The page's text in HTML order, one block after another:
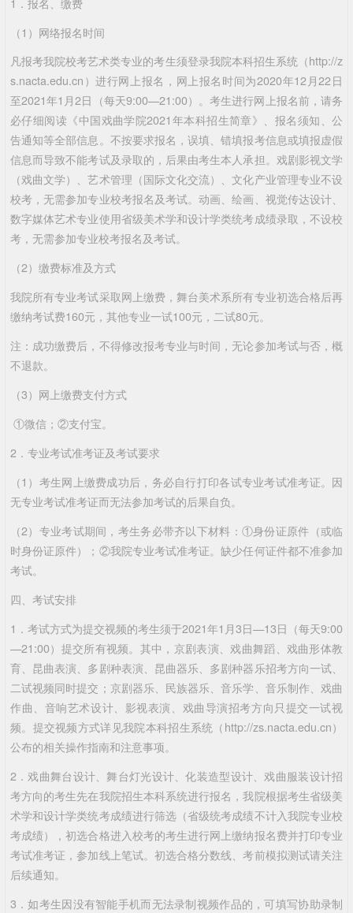
（1）网络报名时间
凡报考我院校考艺术类专业的考生须登录我院本科招生系统（http://z
s.nacta.edu.cn）进行网上报名，网上报名时间为2020年12月22日
至2021年1月2日（每天9:00—21:00）。考生进行网上报名前，请务
必仔细阅读《中国戏曲学院2021年本科招生简章》、报名须知、公
告通知等全部信息。不按要求报名，误填、错填报考信息或填报虚假
信息而导致不能考试及录取的，后果由考生本人承担。戏剧影视文学
（戏曲文学）、艺术管理（国际文化交流）、文化产业管理专业不设
校考，无需参加专业校考报名及考试。动画、绘画、视觉传达设计、
数字媒体艺术专业使用省级美术学和设计学类统考成绩录取，不设校
考，无需参加专业校考报名及考试。
（2）缴费标准及方式
我院所有专业考试采取网上缴费，舞台美术系所有专业初选合格后再
缴纳考试费160元，其他专业一试100元，二试80元。
注：成功缴费后，不得修改报考专业与时间，无论参加考试与否，概
不退款。
（3）网上缴费支付方式
①微信；②支付宝。
2．专业考试准考证及考试要求
（1）考生网上缴费成功后，务必自行打印各试专业考试准考证。因
无专业考试准考证而无法参加考试的后果自负。
（2）专业考试期间，考生务必带齐以下材料：①身份证原件（或临
时身份证原件）；②我院专业考试准考证。缺少任何证件都不准参加
考试。
四、考试安排
1．考试方式为提交视频的考生须于2021年1月3日—13日（每天9:00
—21:00）提交所有视频。其中，京剧表演、戏曲舞蹈、戏曲形体教
育、昆曲表演、多剧种表演、昆曲器乐、多剧种器乐招考方向一试、
二试视频同时提交；京剧器乐、民族器乐、音乐学、音乐制作、戏曲
作曲、音响艺术设计、影视表演、戏曲导演招考方向只提交一试视
频。提交视频方式详见我院本科招生系统（http://zs.nacta.edu.cn）
公布的相关操作指南和注意事项。
2．戏曲舞台设计、舞台灯光设计、化装造型设计、戏曲服装设计招
考方向的考生先在我院招生本科系统进行报名，我院根据考生省级美
术学和设计学类统考成绩进行筛选（省级统考成绩不计入我院专业校
考成绩），初选合格进入校考的考生进行网上缴纳报名费并打印专业
考试准考证，参加线上笔试。初选合格分数线、考前模拟测试请关注
后续通知。
3．如考生因没有智能手机而无法录制视频作品的，可填写协助录制